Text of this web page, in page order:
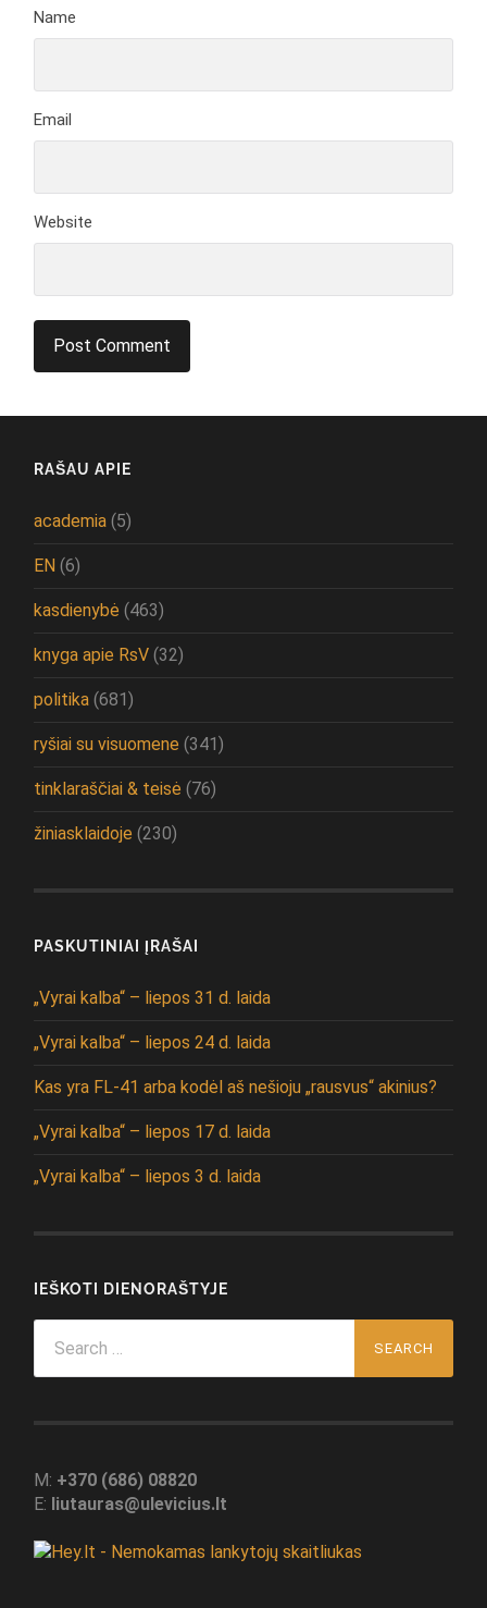
Name
Email
Website
RAŠAU APIE
academia (5)
EN (6)
kasdienybė (463)
knyga apie RsV (32)
politika (681)
ryšiai su visuomene (341)
tinklaraščiai & teisė (76)
žiniasklaidoje (230)
PASKUTINIAI ĮRAŠAI
„Vyrai kalba“ – liepos 31 d. laida
„Vyrai kalba“ – liepos 24 d. laida
Kas yra FL-41 arba kodėl aš nešioju „rausvus“ akinius?
„Vyrai kalba“ – liepos 17 d. laida
„Vyrai kalba“ – liepos 3 d. laida
IEŠKOTI DIENORAŠTYJE
for:
M: +370 (686) 08820
E: liutauras@ulevicius.lt